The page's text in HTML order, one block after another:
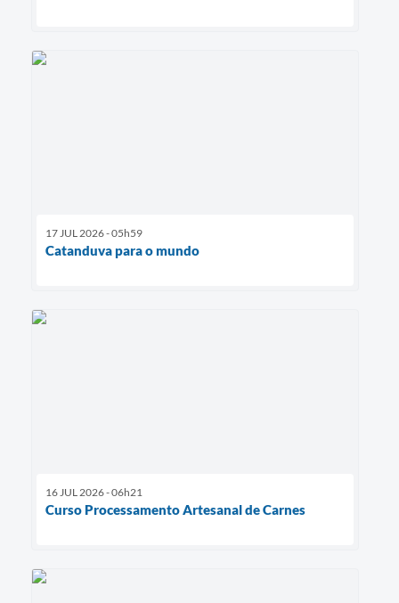
17 JUL 2026 - 05h59
Catanduva para o mundo
16 JUL 2026 - 06h21
Curso Processamento Artesanal de Carnes